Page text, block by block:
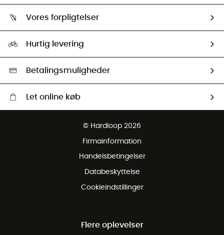
Returnering & Tilbagebetaling
Our ambassadors
Vores forpligtelser
HardGreen Udvalg
Hurtig levering
Betalingsmuligheder
Let online køb
© Hardloop 2026
Firmainformation
Handelsbetingelser
Databeskyttelse
Cookieindstillinger
Flere oplevelser